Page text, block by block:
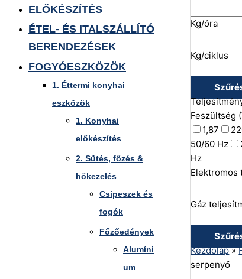
ELŐKÉSZÍTÉS
ÉTEL- ÉS ITALSZÁLLÍTÓ
BERENDEZÉSEK
FOGYÓESZKÖZÖK
1. Éttermi konyhai
eszközök
1. Konyhai
előkészítés
2. Sütés, főzés &
hőkezelés
Csipeszek és
fogók
Főzőedények
Alumíni
um
Kg/óra
Kg/ciklus
Feszültség
1,87
50/60 Hz
Hz
Elektromos
Gáz
Kezdőlap»
serpenyő